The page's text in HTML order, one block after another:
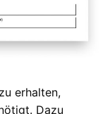
erhalten,
Dazu